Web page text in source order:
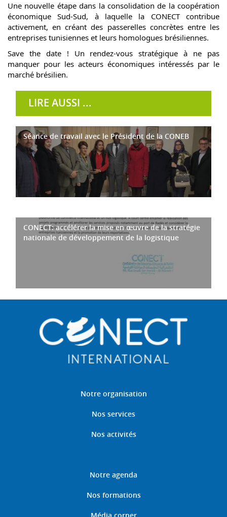
Une nouvelle étape dans la consolidation de la coopération
économique Sud-Sud, à laquelle la CONECT contribue
activement, en créant des passerelles concrètes entre les
entreprises tunisiennes et leurs homologues brésiliennes.
Save the date ! Un rendez-vous stratégique à ne pas
manquer pour les acteurs économiques intéressés par le
marché brésilien.
LIRE AUSSI ...
Séance de travail avec le Président de la CONEB
CONECT: accélérer la mise en œuvre de la stratégie
nationale de développement de la logistique
Notre organisation
Nos services
Nos activités
Notre agenda
Nos formations
Média corner